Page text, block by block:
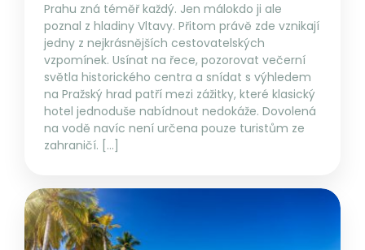
Prahu zná téměř každý. Jen málokdo ji ale
poznal z hladiny Vltavy. Přitom právě zde vznikají
jedny z nejkrásnějších cestovatelských
vzpomínek. Usínat na řece, pozorovat večerní
světla historického centra a snídat s výhledem
na Pražský hrad patří mezi zážitky, které klasický
hotel jednoduše nabídnout nedokáže. Dovolená
na vodě navíc není určena pouze turistům ze
zahraničí. […]